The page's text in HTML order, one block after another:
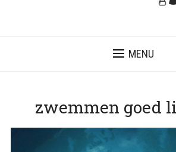
MENU
zwemmen goed